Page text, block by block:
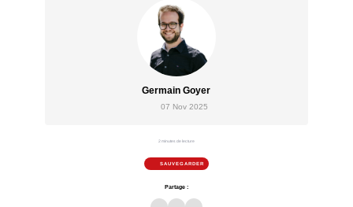
Germain Goyer
07 Nov 2025
2 minutes de lecture
SAUVEGARDER
Partage :